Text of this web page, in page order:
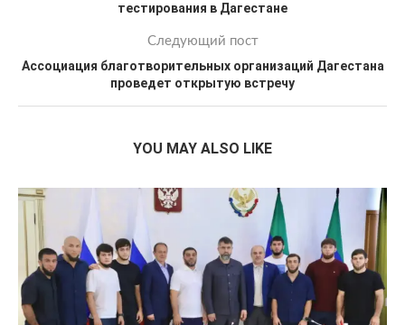
тестирования в Дагестане
Следующий пост
Ассоциация благотворительных организаций Дагестана
проведет открытую встречу
YOU MAY ALSO LIKE